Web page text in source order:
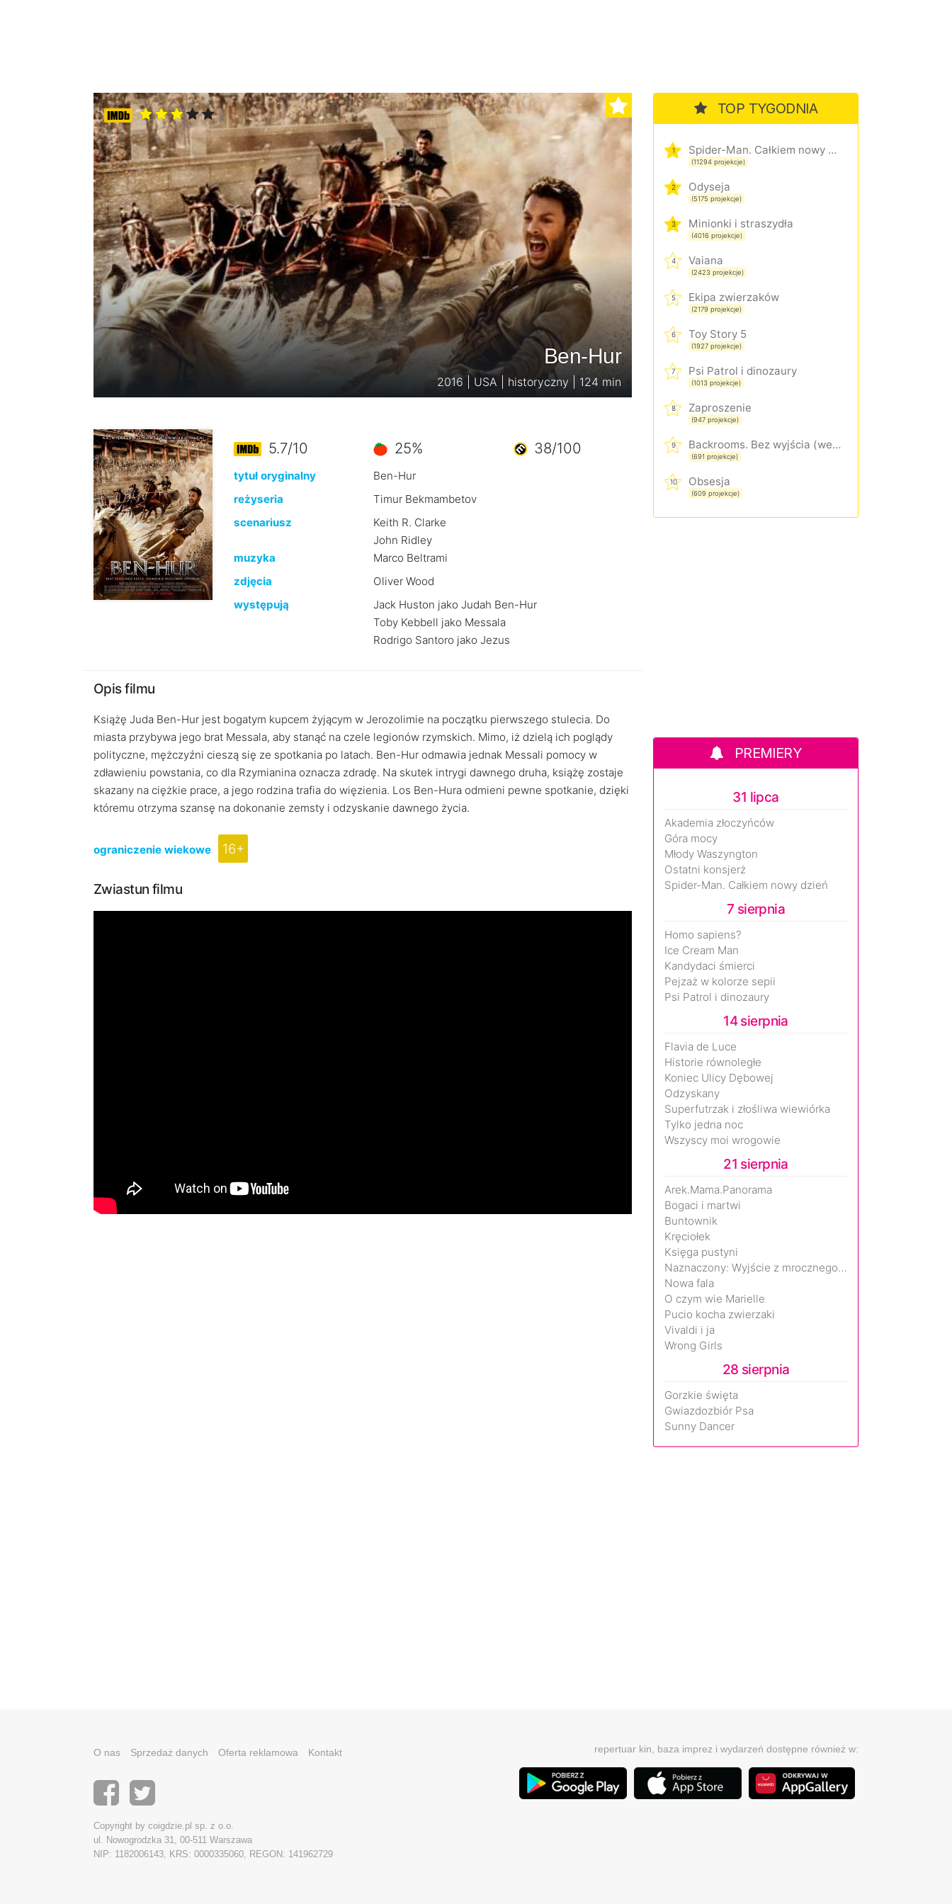
Ben-Hur
2016 | USA | historyczny | 124 min
5.7/10 25% 38/100
tytuł oryginalny
Ben-Hur
reżyseria
Timur Bekmambetov
scenariusz
Keith R. Clarke
John Ridley
muzyka
Marco Beltrami
zdjęcia
Oliver Wood
występują
Jack Huston jako Judah Ben-Hur
Toby Kebbell jako Messala
Rodrigo Santoro jako Jezus
Opis filmu
Książę Juda Ben-Hur jest bogatym kupcem żyjącym w Jerozolimie na początku pierwszego stulecia. Do
miasta przybywa jego brat Messala, aby stanąć na czele legionów rzymskich. Mimo, iż dzielą ich poglądy
polityczne, mężczyźni cieszą się ze spotkania po latach. Ben-Hur odmawia jednak Messali pomocy w
zdławieniu powstania, co dla Rzymianina oznacza zdradę. Na skutek intrygi dawnego druha, książę zostaje
skazany na ciężkie prace, a jego rodzina trafia do więzienia. Los Ben-Hura odmieni pewne spotkanie, dzięki
któremu otrzyma szansę na dokonanie zemsty i odzyskanie dawnego życia.
ograniczenie wiekowe 16+
Zwiastun filmu
TOP TYGODNIA
1 Spider-Man. Całkiem nowy dzień
(11294 projekcje)
2 Odyseja
(5175 projekcje)
3 Minionki i straszydła
(4016 projekcje)
4 Vaiana
(2423 projekcje)
5 Ekipa zwierzaków
(2179 projekcje)
6 Toy Story 5
(1927 projekcje)
7 Psi Patrol i dinozaury
(1013 projekcje)
8 Zaproszenie
(947 projekcje)
9 Backrooms. Bez wyjścia (wersja rozszerzona)
(691 projekcje)
10 Obsesja
(609 projekcje)
PREMIERY
31 lipca
Akademia złoczyńców
Góra mocy
Młody Waszyngton
Ostatni konsjerż
Spider-Man. Całkiem nowy dzień
7 sierpnia
Homo sapiens?
Ice Cream Man
Kandydaci śmierci
Pejzaż w kolorze sepii
Psi Patrol i dinozaury
14 sierpnia
Flavia de Luce
Historie równoległe
Koniec Ulicy Dębowej
Odzyskany
Superfutrzak i złośliwa wiewiórka
Tylko jedna noc
Wszyscy moi wrogowie
21 sierpnia
Arek.Mama.Panorama
Bogaci i martwi
Buntownik
Kręciołek
Księga pustyni
Naznaczony: Wyjście z mrocznego wymiaru
Nowa fala
O czym wie Marielle
Pucio kocha zwierzaki
Vivaldi i ja
Wrong Girls
28 sierpnia
Gorzkie święta
Gwiazdozbiór Psa
Sunny Dancer
O nas Sprzedaż danych Oferta reklamowa Kontakt
Copyright by coigdzie.pl sp. z o.o.
ul. Nowogrodzka 31, 00-511 Warszawa
NIP: 1182006143, KRS: 0000335060, REGON: 141962729
repertuar kin, baza imprez i wydarzeń dostępne również w: